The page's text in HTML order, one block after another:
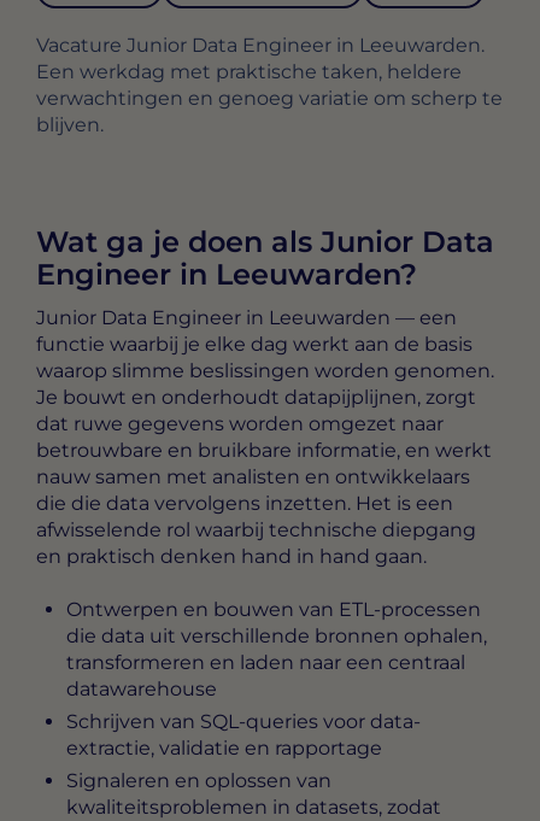
Vacature Junior Data Engineer in Leeuwarden.
Een werkdag met praktische taken, heldere
verwachtingen en genoeg variatie om scherp te
blijven.
Wat ga je doen als Junior Data
Engineer in Leeuwarden?
Junior Data Engineer in Leeuwarden — een
functie waarbij je elke dag werkt aan de basis
waarop slimme beslissingen worden genomen.
Je bouwt en onderhoudt datapijplijnen, zorgt
dat ruwe gegevens worden omgezet naar
betrouwbare en bruikbare informatie, en werkt
nauw samen met analisten en ontwikkelaars
die die data vervolgens inzetten. Het is een
afwisselende rol waarbij technische diepgang
en praktisch denken hand in hand gaan.
Ontwerpen en bouwen van ETL-processen
die data uit verschillende bronnen ophalen,
transformeren en laden naar een centraal
datawarehouse
Schrijven van SQL-queries voor data-
extractie, validatie en rapportage
Signaleren en oplossen van
kwaliteitsproblemen in datasets, zodat